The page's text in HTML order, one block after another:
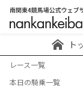
ト
レース一覧
本日の騎乗一覧